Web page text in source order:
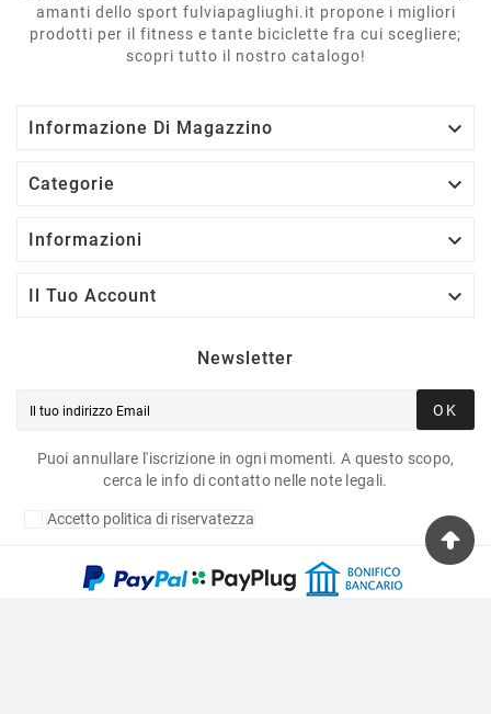
amanti dello sport fulviapagliughi.it propone i migliori
prodotti per il fitness e tante biciclette fra cui scegliere;
scopri tutto il nostro catalogo!
Informazione Di Magazzino 
Categorie 
Informazioni 
Il Tuo Account 
Newsletter
OK
Puoi annullare l'iscrizione in ogni momenti. A questo scopo,
cerca le info di contatto nelle note legali.
Accetto politica di riservatezza